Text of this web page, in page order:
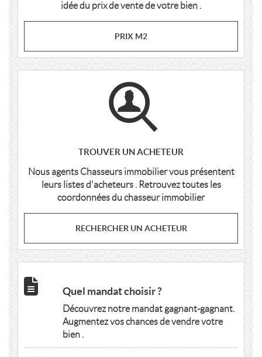
idée du prix de vente de votre bien .
PRIX M2
TROUVER UN ACHETEUR
Nous agents Chasseurs immobilier vous présentent
leurs listes d'acheteurs . Retrouvez toutes les
coordonnées du chasseur immobilier
RECHERCHER UN ACHETEUR
Quel mandat choisir ?
Découvrez notre mandat gagnant-gagnant.
Augmentez vos chances de vendre votre
bien .